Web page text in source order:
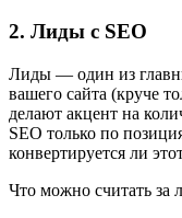
2. Лиды с SEO
Лиды — один из
вашего сайта (круче
делают акцент на
SEO только по
конвертируется ли
Что можно считать за